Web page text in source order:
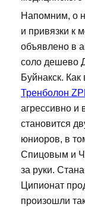
Напомним, о
и привязки к
объявлено в
соло дешево
Буйнакск.
Тренболон
агрессивно и
становится
юниоров, в
Спицовым и
за руки.
Ципионат
произошли